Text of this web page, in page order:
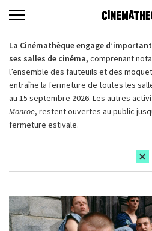
La Cinémathèque engage
ses salles de cinéma, comprenant
l’ensemble des fauteuils et des
entraîne la fermeture de toutes les
au 15 septembre 2026. Les autres
Monroe, restent ouvertes au public
fermeture estivale.